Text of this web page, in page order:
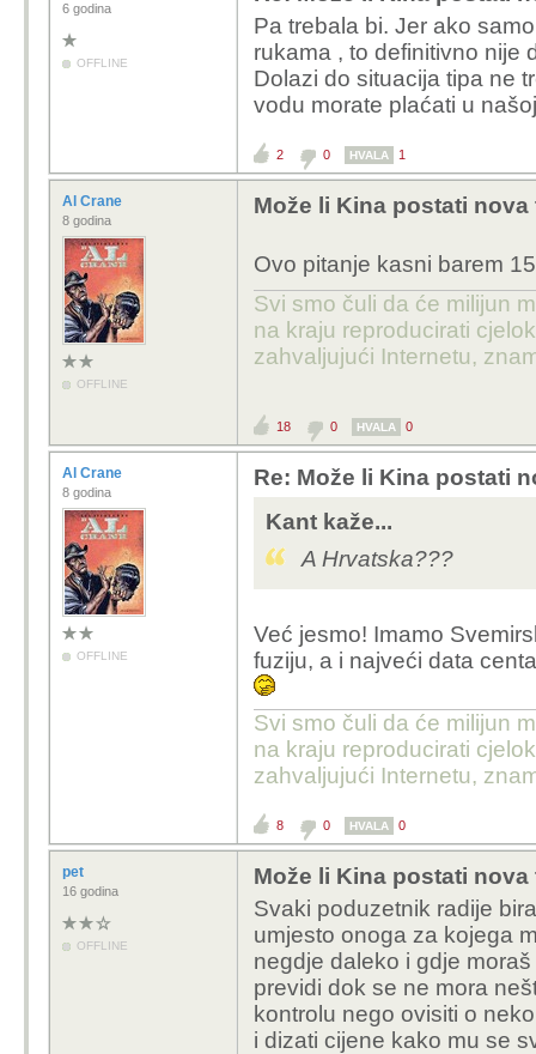
6 godina
OFFLINE
Pa trebala bi. Jer ako
rukama , to definitivno nije
Dolazi do situacija tipa ne
vodu morate plaćati u
2 0 HVALA 1
Al Crane
8 godina
OFFLINE
Može li Kina postati
Ovo pitanje kasni barem
Svi smo čuli da će milijun
na kraju reproducirati
zahvaljujući Internetu,
18 0 HVALA 0
Al Crane
8 godina
OFFLINE
Re: Može li Kina postati
Kant kaže...
A Hrvatska???
Već jesmo! Imamo
fuziju, a i najveći data
Svi smo čuli da će milijun
na kraju reproducirati
zahvaljujući Internetu,
8 0 HVALA 0
pet
16 godina
OFFLINE
Može li Kina postati
Svaki poduzetnik radije
umjesto onoga za kojega
negdje daleko i gdje
previdi dok se ne mora
kontrolu nego ovisiti o
i dizati cijene kako mu se